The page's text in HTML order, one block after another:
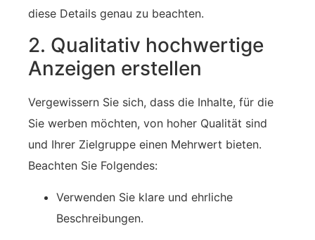
diese Details genau zu beachten.
2. Qualitativ hochwertige
Anzeigen erstellen
Vergewissern Sie sich, dass die Inhalte, für die
Sie werben möchten, von hoher Qualität sind
und Ihrer Zielgruppe einen Mehrwert bieten.
Beachten Sie Folgendes:
Verwenden Sie klare und ehrliche
Beschreibungen.